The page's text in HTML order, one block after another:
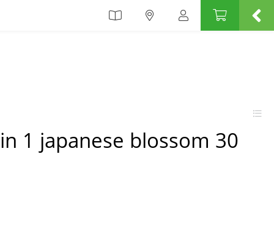
1 japanese blossom 30